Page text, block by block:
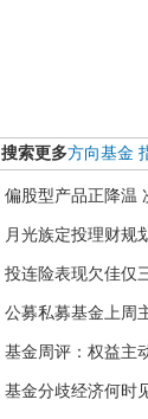
搜索更多方向基金
偏股型产品正降温
月光族定投理财规
投连险表现欠佳仅
公募私募基金上周
基金周评：权益主
基金分歧经济何时